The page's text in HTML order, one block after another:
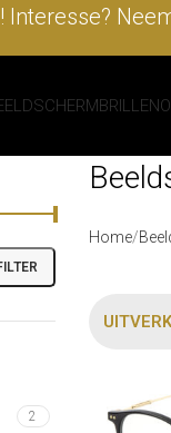
2
Home
Interesse?